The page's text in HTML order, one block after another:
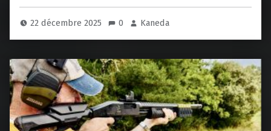
22 décembre 2025 0 Kaneda